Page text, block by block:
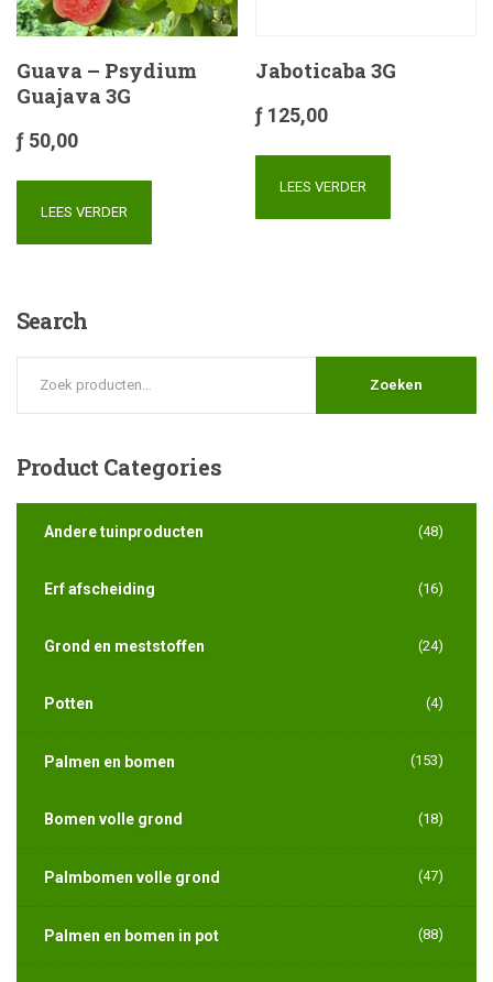
Guava – Psydium
Guajava 3G
ƒ 50,00
LEES VERDER
Jaboticaba 3G
ƒ 125,00
LEES VERDER
Search
Zoeken
Product Categories
Andere tuinproducten (48)
Erf afscheiding (16)
Grond en meststoffen (24)
Potten (4)
Palmen en bomen (153)
Bomen volle grond (18)
Palmbomen volle grond (47)
Palmen en bomen in pot (88)